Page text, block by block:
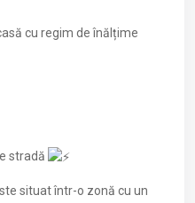
cu regim de înălțime
stradă
situat într-o zonă cu un